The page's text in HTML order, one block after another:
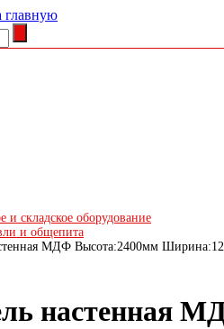
и складское оборудование
и общепита
МДФ Высота:2400мм